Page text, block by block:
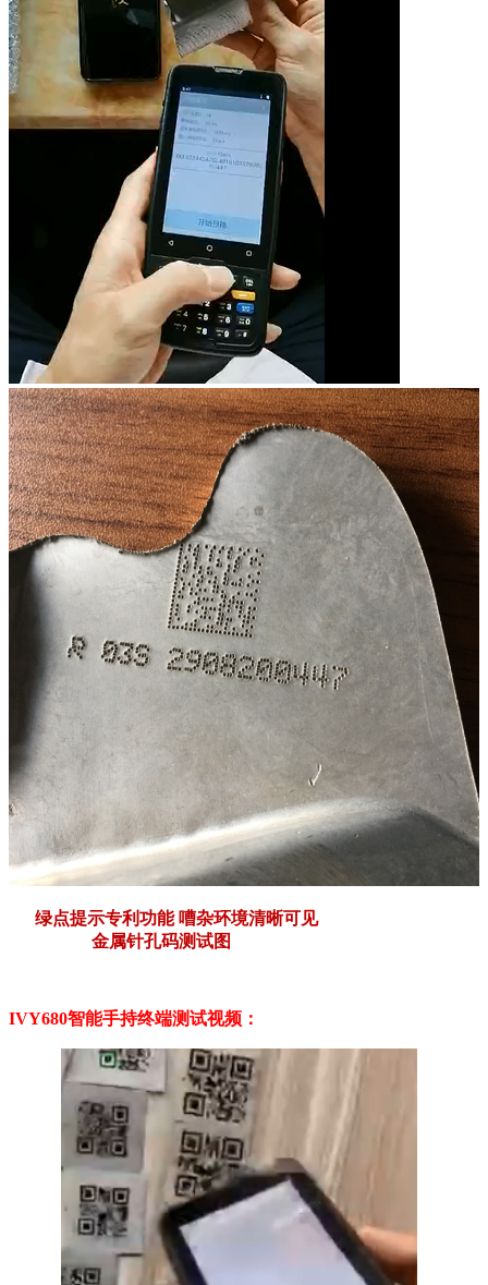
绿点提示专利功能 嘈杂环境清晰可见
金属针孔码测试图
IVY680智能手持终端测试视频：